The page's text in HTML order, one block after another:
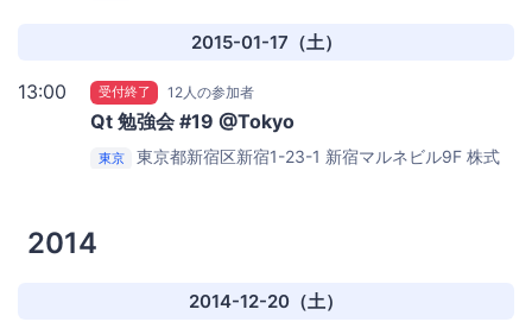
2015-01-17（土）
13:00 受付終了 12人の参加者
Qt 勉強会 #19 @Tokyo
東京 東京都新宿区新宿1-23-1 新宿マルネビル9F 株式
2014
2014-12-20（土）